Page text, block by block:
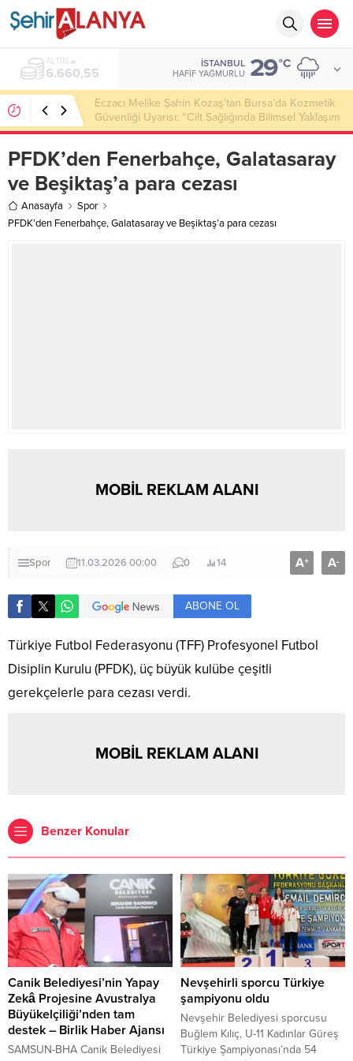
ALTIN
6.660,55
İSTANBUL
HAFIF YAĞMURLU 29°C
Eczacı Melike Şahin Kozaş’tan Bursa’da Kozmetik
Güvenliği Uyarısı: “Cilt Sağlığında Bilimsel Yaklaşım
ve Güvenilir Ürün Kullanımı Hayati Önem Taşıyor”
PFDK’den Fenerbahçe, Galatasaray
ve Beşiktaş’a para cezası
Anasayfa
Spor
PFDK’den Fenerbahçe, Galatasaray ve Beşiktaş’a para cezası
MOBİL REKLAM ALANI
Spor 11.03.2026 00:00 0 14 A+ A-
ABONE OL
Türkiye Futbol Federasyonu (TFF) Profesyonel Futbol
Disiplin Kurulu (PFDK), üç büyük kulübe çeşitli
gerekçelerle para cezası verdi.
MOBİL REKLAM ALANI
Benzer Konular
Canik Belediyesi’nin Yapay
Zekâ Projesine Avustralya
Büyükelçiliği’nden tam
destek – Birlik Haber Ajansı
SAMSUN-BHA Canik Belediyesi
Nevşehirli sporcu Türkiye
şampiyonu oldu
Nevşehir Belediyesi sporcusu
Buğlem Kılıç, U-11 Kadınlar Güreş
Türkiye Şampiyonası’nda 54